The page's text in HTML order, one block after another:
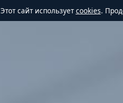
Этот сайт используетcookies.